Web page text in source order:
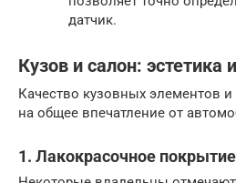
датчик.
Кузов и салон: эстетика
Качество кузовных элементов
на общее впечатление от
1. Лакокрасочное покрытие